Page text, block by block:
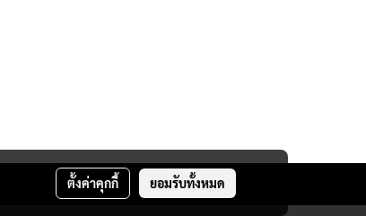
ตั้งค่าคุกกี้ ยอมรับทั้งหมด